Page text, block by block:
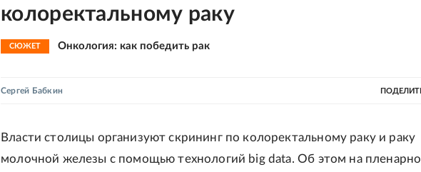
колоректальному раку
СЮЖЕТ Онкология: как победить рак
Сергей Бабкин
Власти столицы организуют скрининг по колоректальному раку и раку
молочной железы с помощью технологий big data. Об этом на